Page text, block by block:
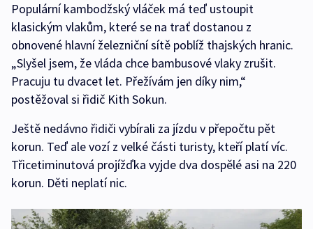
Populární kambodžský vláček má teď ustoupit
klasickým vlakům, které se na trať dostanou z
obnovené hlavní železniční sítě poblíž thajských hranic.
„Slyšel jsem, že vláda chce bambusové vlaky zrušit.
Pracuju tu dvacet let. Přežívám jen díky nim,“
postěžoval si řidič Kith Sokun.
Ještě nedávno řidiči vybírali za jízdu v přepočtu pět
korun. Teď ale vozí z velké části turisty, kteří platí víc.
Třicetiminutová projížďka vyjde dva dospělé asi na 220
korun. Děti neplatí nic.